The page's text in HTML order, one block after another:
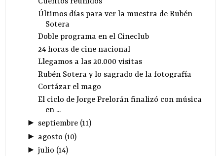
Últimos días para ver la muestra de Rubén
Sotera
Doble programa en el Cineclub
24 horas de cine nacional
Llegamos a las 20.000 visitas
Rubén Sotera y lo sagrado de la fotografía
Cortázar el mago
El ciclo de Jorge Prelorán finalizó con música
en ...
► septiembre(11)
► agosto (10)
► julio (14)